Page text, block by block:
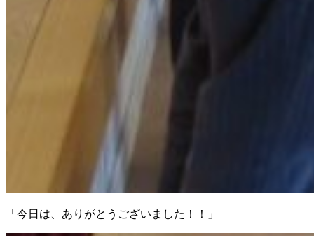
「今日は、ありがとうございました！！」